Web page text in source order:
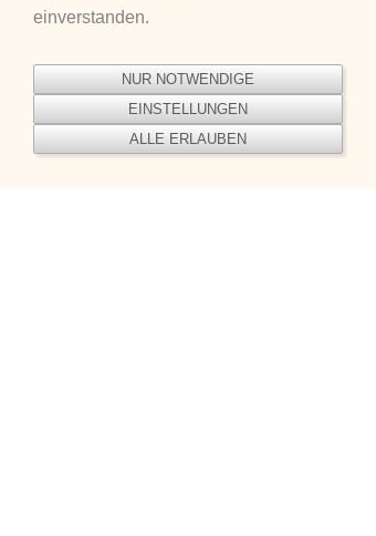
ALLGEMEINES TURNEN
einverstanden.
NUR NOTWENDIGE
EINSTELLUNGEN
ALLE ERLAUBEN